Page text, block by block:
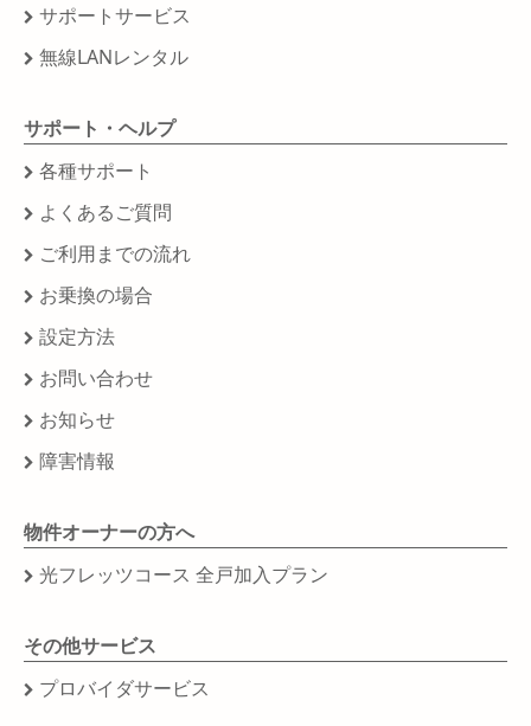
サポートサービス
無線LANレンタル
サポート・ヘルプ
各種サポート
よくあるご質問
ご利用までの流れ
お乗換の場合
設定方法
お問い合わせ
お知らせ
障害情報
物件オーナーの方へ
光フレッツコース 全戸加入プラン
その他サービス
プロバイダサービス